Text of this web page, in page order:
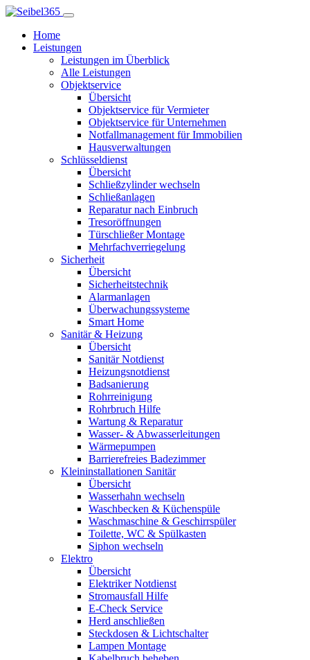
Home
Leistungen
Leistungen im Überblick
Alle Leistungen
Objektservice
Übersicht
Objektservice für Vermieter
Objektservice für Unternehmen
Notfallmanagement für Immobilien
Hausverwaltungen
Schlüsseldienst
Übersicht
Schließzylinder wechseln
Schließanlagen
Reparatur nach Einbruch
Tresoröffnungen
Türschließer Montage
Mehrfachverriegelung
Sicherheit
Übersicht
Sicherheitstechnik
Alarmanlagen
Überwachungssysteme
Smart Home
Sanitär & Heizung
Übersicht
Sanitär Notdienst
Heizungsnotdienst
Badsanierung
Rohrreinigung
Rohrbruch Hilfe
Wartung & Reparatur
Wasser- & Abwasserleitungen
Wärmepumpen
Barrierefreies Badezimmer
Kleininstallationen Sanitär
Übersicht
Wasserhahn wechseln
Waschbecken & Küchenspüle
Waschmaschine & Geschirrspüler
Toilette, WC & Spülkasten
Siphon wechseln
Elektro
Übersicht
Elektriker Notdienst
Stromausfall Hilfe
E-Check Service
Herd anschließen
Steckdosen & Lichtschalter
Lampen Montage